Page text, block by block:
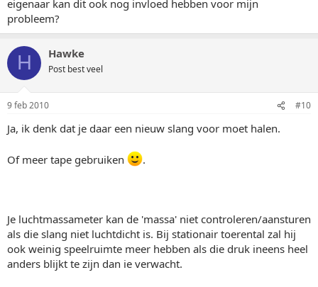
eigenaar kan dit ook nog invloed hebben voor mijn
probleem?
H Hawke
Post best veel
9 feb 2010 #10
Ja, ik denk dat je daar een nieuw slang voor moet halen.
Of meer tape gebruiken .
Je luchtmassameter kan de 'massa' niet controleren/aansturen
als die slang niet luchtdicht is. Bij stationair toerental zal hij
ook weinig speelruimte meer hebben als die druk ineens heel
anders blijkt te zijn dan ie verwacht.